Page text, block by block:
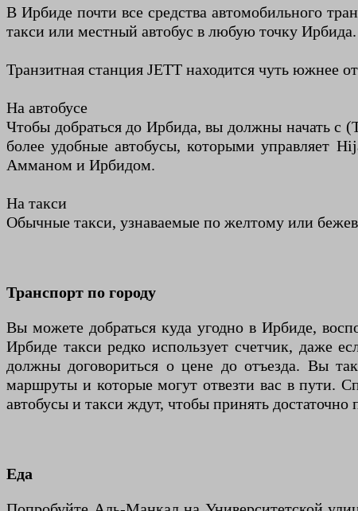
В Ирбиде почти все средства автомобильного
такси или местный автобус в любую точку Ирбида.
Транзитная станция JETT находится чуть южнее
На автобусе
Чтобы добраться до Ирбида, вы должны начать с
более удобные автобусы, которыми управляет
Амманом и Ирбидом.
На такси
Обычные такси, узнаваемые по желтому или
Транспорт по городу
Вы можете добраться куда угодно в Ирбиде,
Ирбиде такси редко использует счетчик, даже
должны договориться о цене до отъезда. Вы
маршруты и которые могут отвезти вас в пути.
автобусы и такси ждут, чтобы принять
Еда